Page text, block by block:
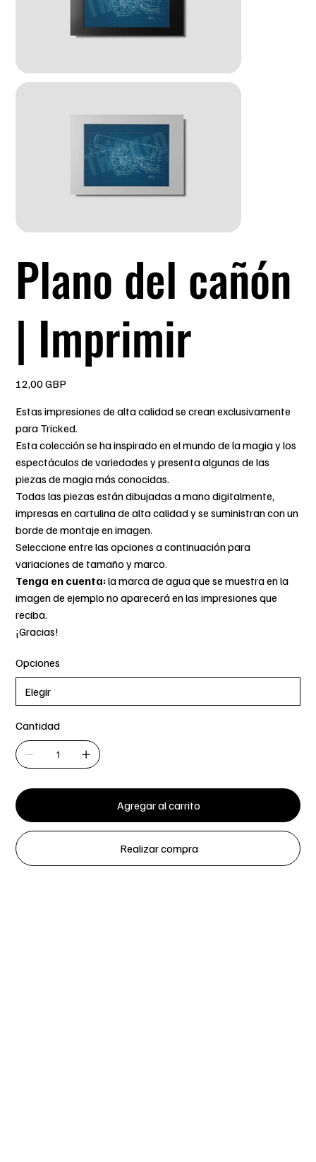
Plano del cañón
| Imprimir
12,00 GBP
Estas impresiones de alta calidad se crean exclusivamente
para Tricked.
Esta colección se ha inspirado en el mundo de la magia y los
espectáculos de variedades y presenta algunas de las
piezas de magia más conocidas.
Todas las piezas están dibujadas a mano digitalmente,
impresas en cartulina de alta calidad y se suministran con un
borde de montaje en imagen.
Seleccione entre las opciones a continuación para
variaciones de tamaño y marco.
Tenga en cuenta:la marca de agua que se muestra en la
imagen de ejemplo no aparecerá en las impresiones que
reciba.
¡Gracias!
Opciones
Cantidad
Agregar al carrito
Realizar compra